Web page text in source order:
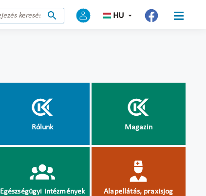
HU
Rólunk Magazin
Egészségügyi intézmények Alapellátás, praxisjog